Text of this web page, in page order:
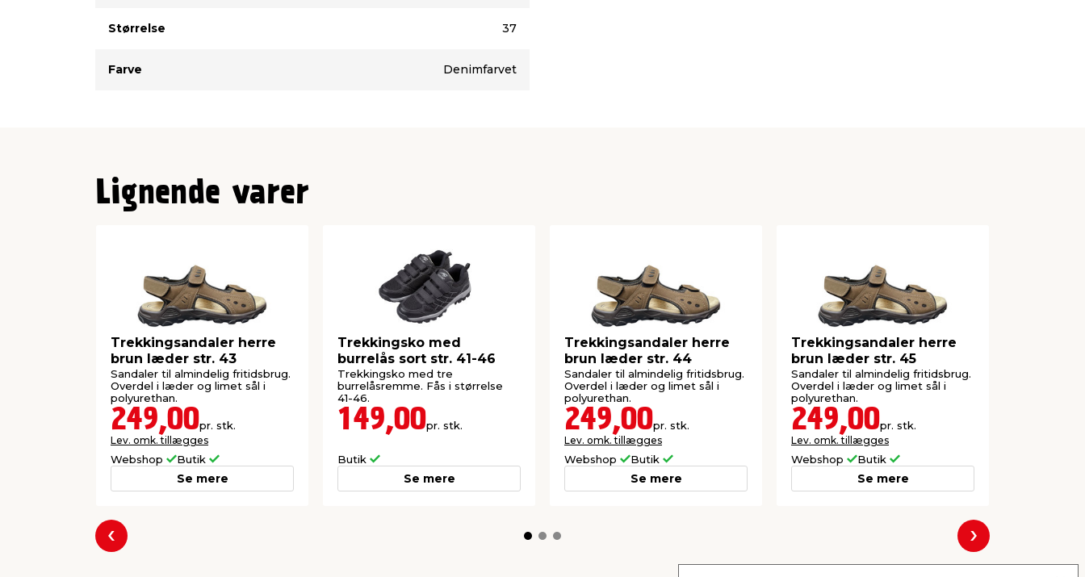
Størrelse 37
Farve Denimfarvet
Lignende varer
Trekkingsandaler herre
brun læder str. 43
Sandaler til almindelig fritidsbrug.
Overdel i læder og limet sål i
polyurethan.
249,00pr. stk.
Lev. omk. tillægges
Webshop Butik
Se mere
Trekkingsko med
burrelås sort str. 41-46
Trekkingsko med tre
burrelåsremme. Fås i størrelse
41-46.
149,00pr. stk.
Butik
Se mere
Trekkingsandaler herre
brun læder str. 44
Sandaler til almindelig fritidsbrug.
Overdel i læder og limet sål i
polyurethan.
249,00pr. stk.
Lev. omk. tillægges
Webshop Butik
Se mere
Trekkingsandaler herre
brun læder str. 45
Sandaler til almindelig fritidsbrug.
Overdel i læder og limet sål i
polyurethan.
249,00pr. stk.
Lev. omk. tillægges
Webshop Butik
Se mere
Forrige Næste